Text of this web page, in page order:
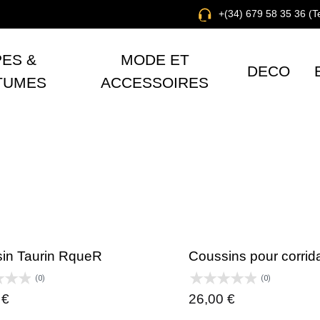
+(34) 679 58 35 36
&
MODE ET
ACCESSOIRES
DECO
Taurin RqueR
(0)
€
Coussins pour
(0)
26,00 €